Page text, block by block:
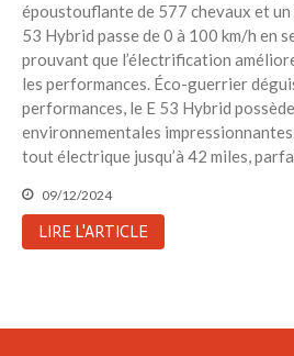
époustouflante de 577 chevaux et un
53 Hybrid passe de 0 à 100 km/h en
prouvant que l’électrification
les performances. Éco-guerrier
performances, le E 53 Hybrid
environnementales
tout électrique jusqu’à 42 miles,
09/12/2024
LIRE L'ARTICLE